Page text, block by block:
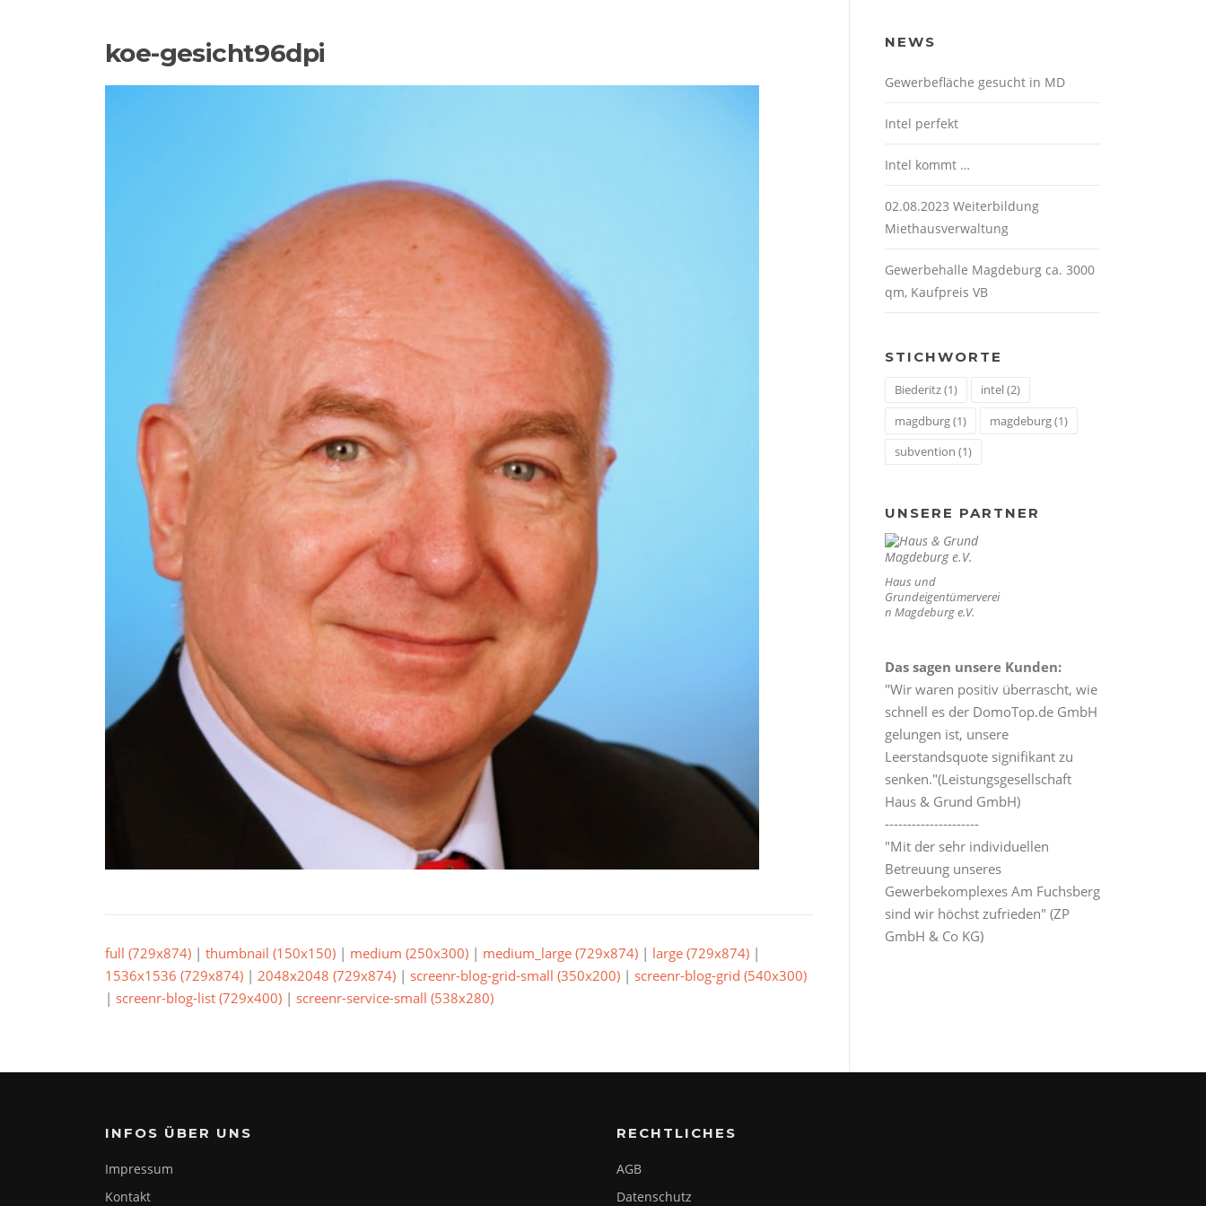
koe-gesicht96dpi
full (729x874) | thumbnail (150x150) | medium (250x300) | medium_large (729x874) | large (729x874) |
1536x1536 (729x874) | 2048x2048 (729x874) | screenr-blog-grid-small (350x200) | screenr-blog-grid (540x300)
| screenr-blog-list (729x400) | screenr-service-small (538x280)
NEWS
Gewerbefläche gesucht in MD
Intel perfekt
Intel kommt …
02.08.2023 Weiterbildung
Miethausverwaltung
Gewerbehalle Magdeburg ca. 3000
qm, Kaufpreis VB
STICHWORTE
Biederitz(1) intel(2)
magdburg(1) magdeburg(1)
subvention (1)
UNSERE PARTNER
Haus und
Grundeigentümerverei
n Magdeburg e.V.
Das sagen unsere Kunden:
"Wir waren positiv überrascht, wie
schnell es der DomoTop.de GmbH
gelungen ist, unsere
Leerstandsquote signifikant zu
senken."(Leistungsgesellschaft
Haus & Grund GmbH)
---------------------
"Mit der sehr individuellen
Betreuung unseres
Gewerbekomplexes Am Fuchsberg
sind wir höchst zufrieden" (ZP
GmbH & Co KG)
INFOS ÜBER UNS
Impressum
Kontakt
RECHTLICHES
AGB
Datenschutz